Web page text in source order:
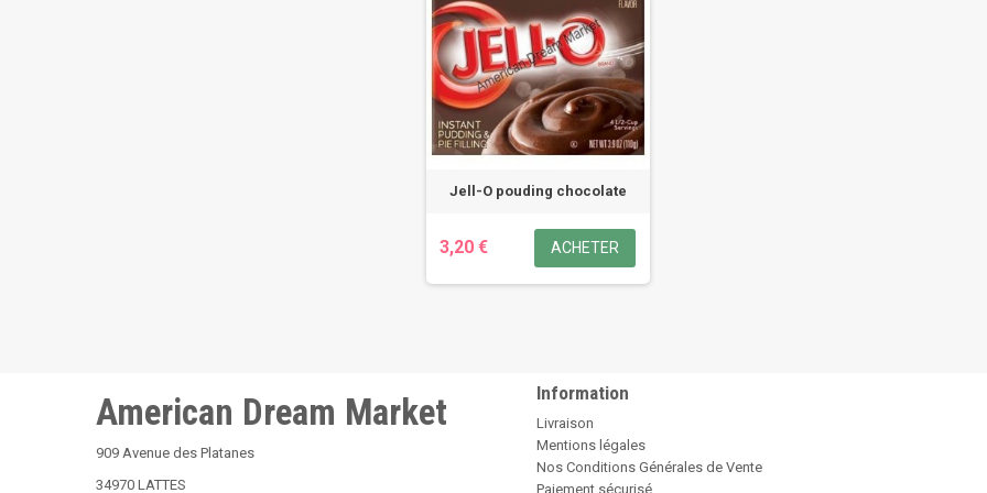
Jell-O pouding chocolate
3,20 € ACHETER
American Dream Market
909 Avenue des Platanes
34970 LATTES
Information
Livraison
Mentions légales
Nos Conditions Générales de Vente
Paiement sécurisé